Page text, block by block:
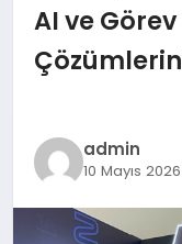
MAGAZIN
YAŞAM
DÜNYA
AI ve
admin
10 Mayıs 2026